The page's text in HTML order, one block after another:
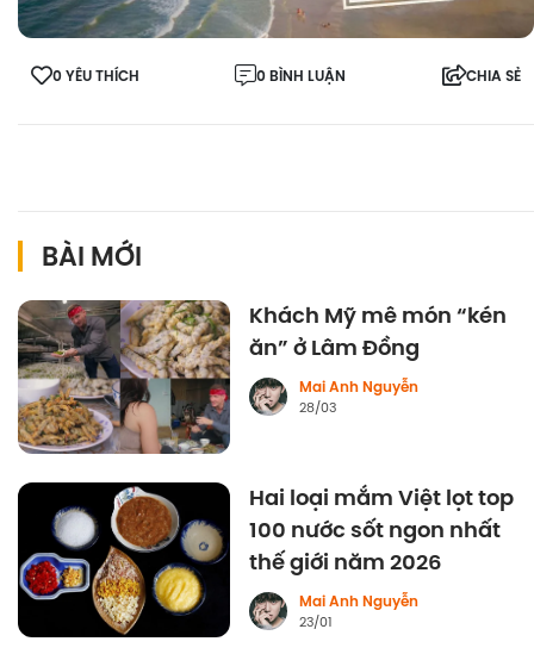
0 YÊU THÍCH 0 BÌNH LUẬN CHIA SẺ
BÀI MỚI
Khách Mỹ mê món “kén
ăn” ở Lâm Đồng
Mai Anh Nguyễn
28/03
Hai loại mắm Việt lọt top
100 nước sốt ngon nhất
thế giới năm 2026
Mai Anh Nguyễn
23/01